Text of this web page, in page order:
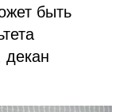
быть
декан